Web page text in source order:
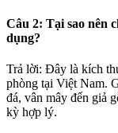
Câu 2: Tại sao nên
dụng?
Trả lời: Đây là kích
phòng tại Việt Nam.
đá, vân mây đến giả
kỳ hợp lý.